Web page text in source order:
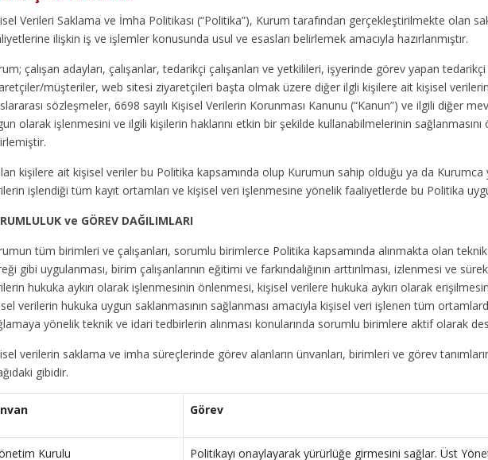
Verileri Saklama ve İmha Politikası (“Politika”), Kurum tarafından gerçekleştirilmekte olan
ilişkin iş ve işlemler konusunda usul ve esasları belirlemek amacıyla hazırlanmıştır.
çalışan adayları, çalışanlar, tedarikçi çalışanları ve yetkilileri, işyerinde görev yapan tedarikçi
müşteriler, web sitesi ziyaretçileri başta olmak üzere diğer ilgli kişilere ait kişisel verilerin
sözleşmeler, 6698 sayılı Kişisel Verilerin Korunması Kanunu (“Kanun”) ve ilgili diğer
olarak işlenmesini ve ilgili kişilerin haklarını etkin bir şekilde kullanabilmelerinin
kişilere ait kişisel veriler bu Politika kapsamında olup Kurumun sahip olduğu ya da Kurumca
işlendiği tüm kayıt ortamları ve kişisel veri işlenmesine yönelik faaliyetlerde bu Politika
ve GÖREV DAĞILIMLARI
tüm birimleri ve çalışanları, sorumlu birimlerce Politika kapsamında alınmakta olan
gibi uygulanması, birim çalışanlarının eğitimi ve farkındalığının arttırılması, izlenmesi ve
hukuka aykırı olarak işlenmesinin önlenmesi, kişisel verilere hukuka aykırı olarak
verilerin hukuka uygun saklanmasının sağlanması amacıyla kişisel veri işlenen tüm
yönelik teknik ve idari tedbirlerin alınması konularında sorumlu birimlere aktif olarak
verilerin saklama ve imha süreçlerinde görev alanların ünvanları, birimleri ve görev
gibidir.
Görev
Kurulu
Politikayı onaylayarak yürürlüğe girmesini sağlar. Üst